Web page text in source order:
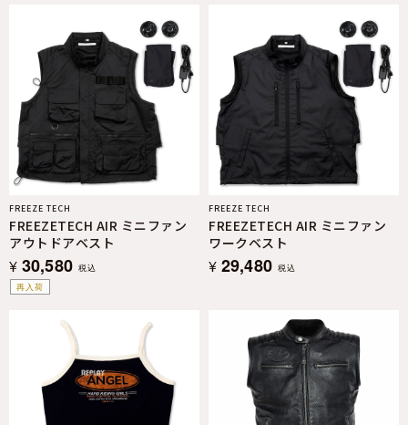
再入荷
FREEZE TECH
FREEZETECH AIR ミニファン
アウトドアベスト
¥ 30,580 税込
FREEZE TECH
FREEZETECH AIR ミニファン
ワークベスト
¥ 29,480 税込